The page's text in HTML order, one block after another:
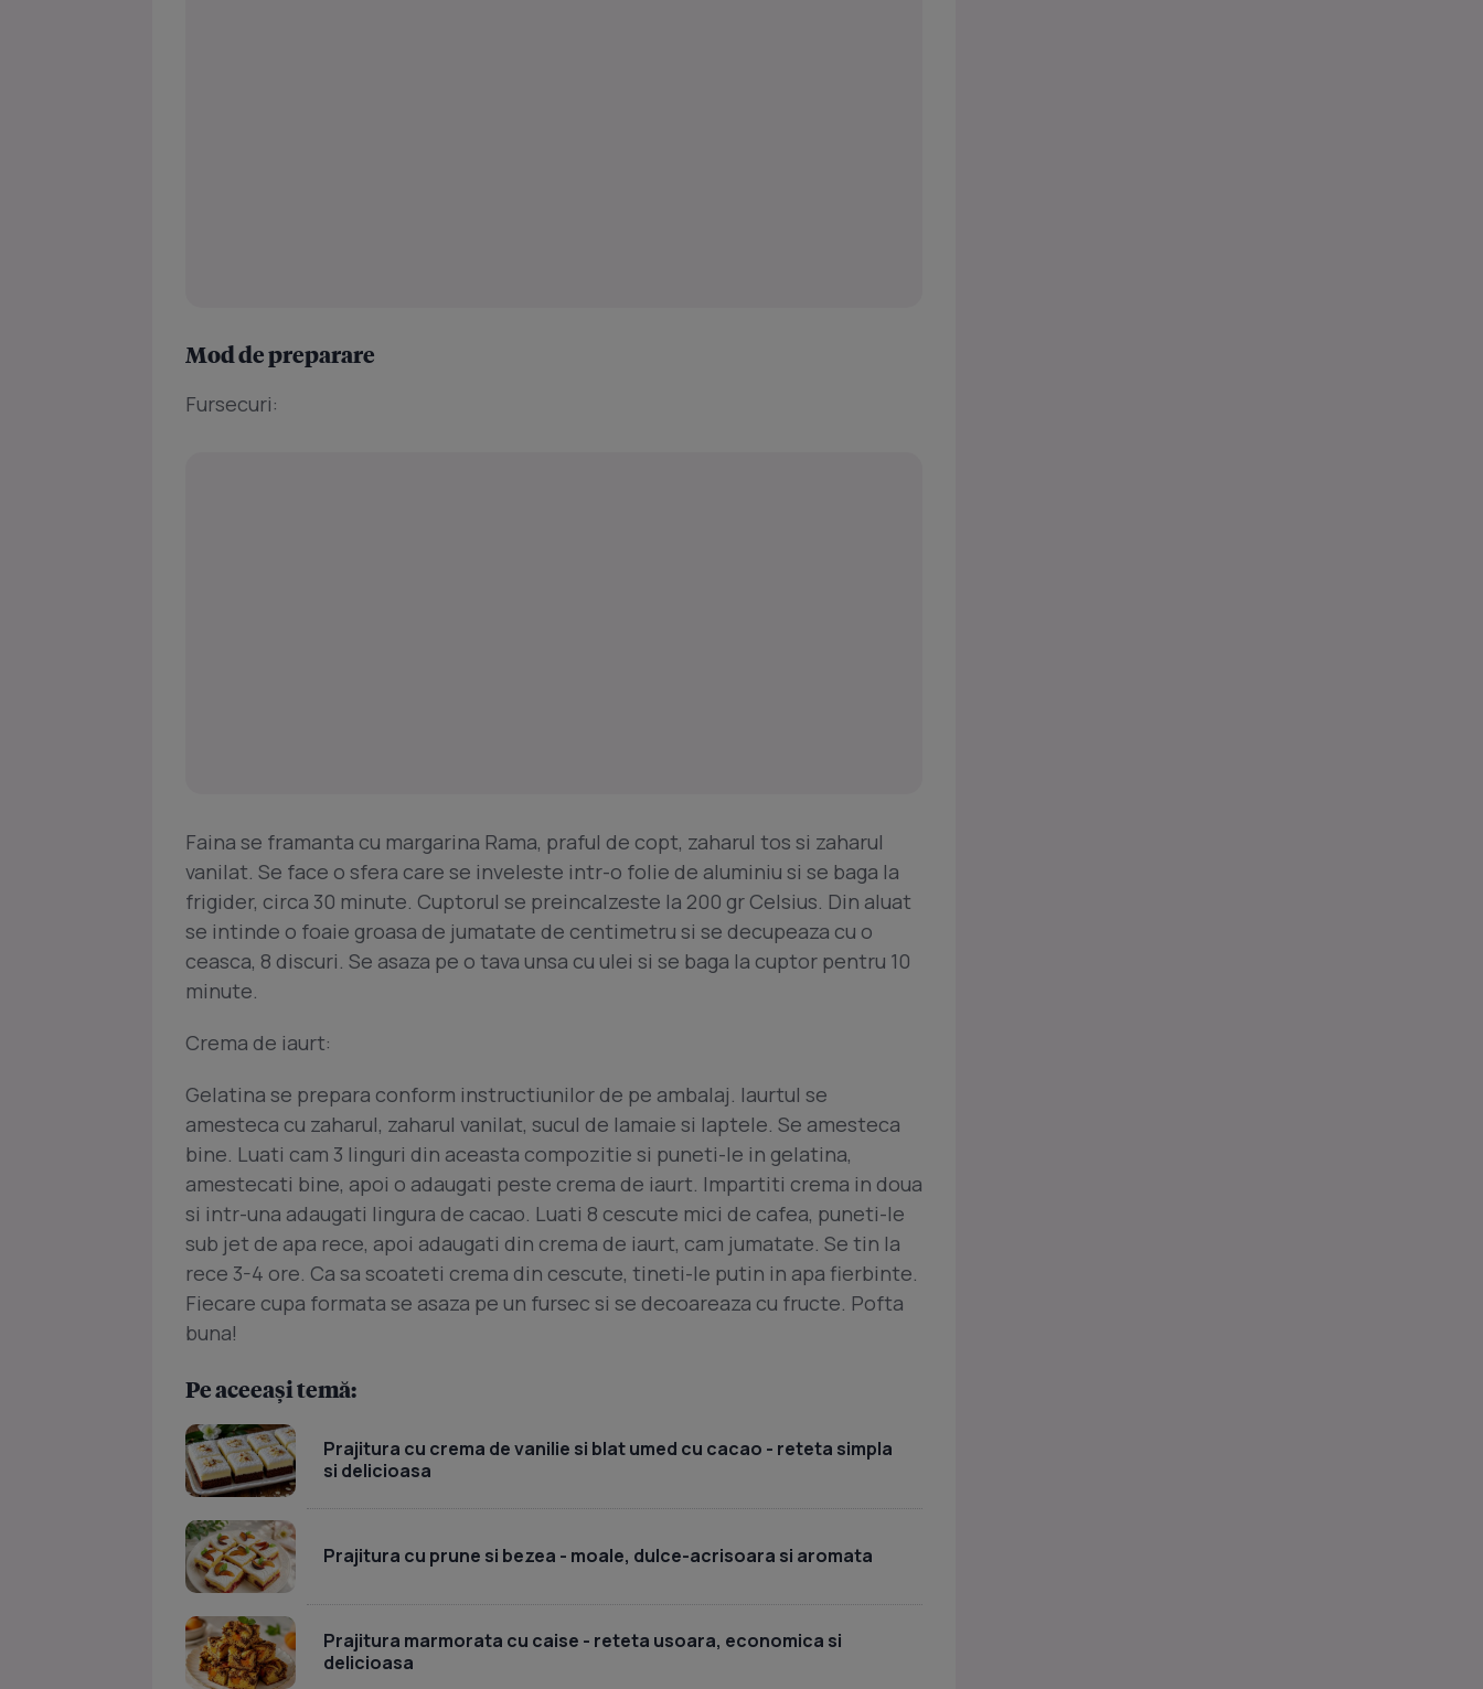
Mod de preparare
Fursecuri:
Faina se framanta cu margarina Rama, praful de copt, zaharul tos si zaharul
vanilat. Se face o sfera care se inveleste intr-o folie de aluminiu si se baga la
frigider, circa 30 minute. Cuptorul se preincalzeste la 200 gr Celsius. Din aluat
se intinde o foaie groasa de jumatate de centimetru si se decupeaza cu o
ceasca, 8 discuri. Se asaza pe o tava unsa cu ulei si se baga la cuptor pentru 10
minute.
Crema de iaurt:
Gelatina se prepara conform instructiunilor de pe ambalaj. Iaurtul se
amesteca cu zaharul, zaharul vanilat, sucul de lamaie si laptele. Se amesteca
bine. Luati cam 3 linguri din aceasta compozitie si puneti-le in gelatina,
amestecati bine, apoi o adaugati peste crema de iaurt. Impartiti crema in doua
si intr-una adaugati lingura de cacao. Luati 8 cescute mici de cafea, puneti-le
sub jet de apa rece, apoi adaugati din crema de iaurt, cam jumatate. Se tin la
rece 3-4 ore. Ca sa scoateti crema din cescute, tineti-le putin in apa fierbinte.
Fiecare cupa formata se asaza pe un fursec si se decoareaza cu fructe. Pofta
buna!
Pe aceeași temă:
Prajitura cu crema de vanilie si blat umed cu cacao - reteta simpla
si delicioasa
Prajitura cu prune si bezea - moale, dulce-acrisoara si aromata
Prajitura marmorata cu caise - reteta usoara, economica si
delicioasa